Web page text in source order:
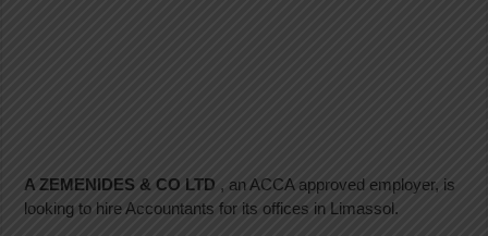
A ZEMENIDES & CO LTD , an ACCA approved employer, is
looking to hire Accountants for its offices in Limassol.